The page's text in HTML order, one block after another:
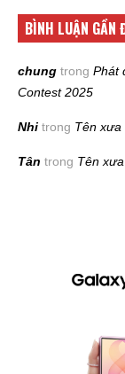
BÌNH LUẬN GẦN
chung trong Phát
Contest 2025
Nhi trong Tên xưa
Tân trong Tên